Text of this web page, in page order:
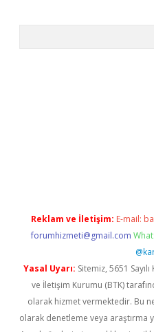
Reklam ve İletişim: E-mail:
forumhizmeti@gmail.com
Yasal Uyarı: Sitemiz, 5651
ve İletişim Kurumu (BTK)
olarak hizmet vermektedir. Bu
olarak denetleme veya araştırma